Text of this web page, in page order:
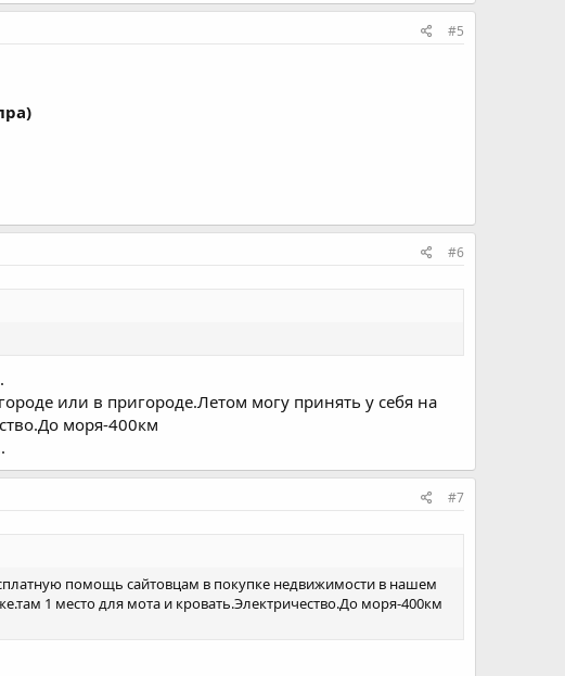
#5
#6
или в пригороде.Летом могу принять у себя на
моря-400км
#7
помощь сайтовцам в покупке недвижимости в нашем
1 место для мота и кровать.Электричество.До моря-400км